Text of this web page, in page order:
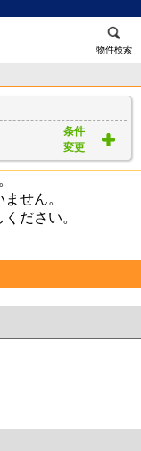
物件検索
条件
変更
せん。
ださい。